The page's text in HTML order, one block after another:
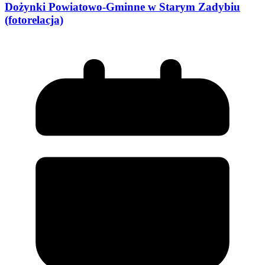
Dożynki Powiatowo-Gminne w Starym Zadybiu
(fotorelacja)